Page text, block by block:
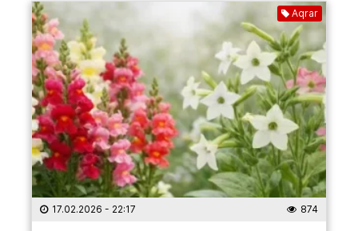
Aqrar
17.02.2026 - 22:17 874